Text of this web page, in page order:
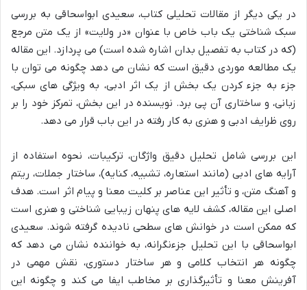
در یکی دیگر از مقالات تحلیلی کتاب، سعیدی ابواسحاقی به بررسی
سبک شناختی یک باب خاص با عنوان «در ولایت» از یک متن مرجع
(که در کتاب به تفصیل بدان اشاره شده است) می پردازد. این مقاله
یک مطالعه موردی دقیق است که نشان می دهد چگونه می توان با
جزء به جزء کردن یک بخش از یک اثر ادبی، به ویژگی های سبکی،
زبانی، و ساختاری آن پی برد. نویسنده در این بخش، تمرکز خود را بر
روی ظرایف ادبی و هنری به کار رفته در این باب قرار می دهد.
این بررسی شامل تحلیل دقیق واژگان، ترکیبات، نحوه استفاده از
آرایه های ادبی (مانند استعاره، تشبیه، کنایه)، ساختار جملات، ریتم
و آهنگ متن، و تأثیر این عناصر بر کلیت معنا و پیام اثر است. هدف
اصلی این مقاله، کشف لایه های پنهان زیبایی شناختی و هنری است
که ممکن است در خوانش های سطحی نادیده گرفته شوند. سعیدی
ابواسحاقی با این تحلیل جزءنگرانه، به خواننده نشان می دهد که
چگونه هر انتخاب کلامی و هر ساختار دستوری، نقش مهمی در
آفرینش معنا و تأثیرگذاری بر مخاطب ایفا می کند و چگونه این